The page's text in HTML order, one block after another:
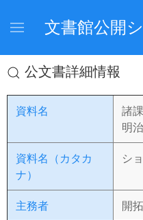
文書館公開
公文書詳細情報
資料名
諸
明
資料名（カタカ
ナ）
シ
主務者 開